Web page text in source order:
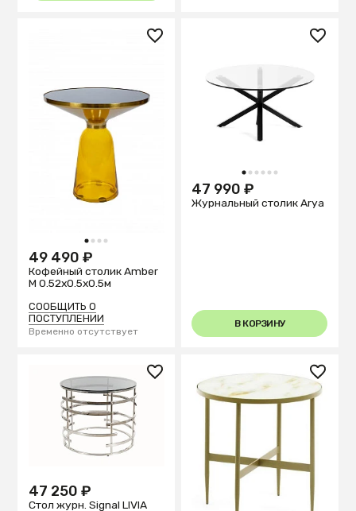
1 2 3 4
49 490 ₽
Кофейный столик Amber
M 0.52x0.5x0.5м
СООБЩИТЬ О
ПОСТУПЛЕНИИ
Временно отсутствует
1 2 3 4 5 6
47 990 ₽
Журнальный столик Arya
В КОРЗИНУ
47 250 ₽
Стол журн. Signal LIVIA